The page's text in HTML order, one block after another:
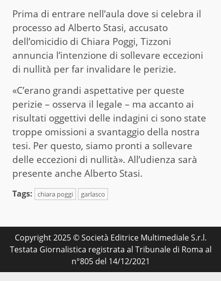
Prima di entrare nell’aula dove si celebra il
processo ad Alberto Stasi, accusato
dell’omicidio di Chiara Poggi, Tizzoni
annuncia l’intenzione di sollevare eccezioni
di nullità per far invalidare le perizie.
«C’erano grandi aspettative per queste
perizie – osserva il legale – ma accanto ai
risultati oggettivi delle indagini ci sono state
troppe omissioni a svantaggio della nostra
tesi. Per questo, siamo pronti a sollevare
delle eccezioni di nullità». All’udienza sarà
presente anche Alberto Stasi.
Tags: chiara poggi garlasco
Copyright 2025 © Società Editrice Multimediale S.r.l.
Testata Giornalistica registrata al Tribunale di Roma al
n°805 del 14/12/2021